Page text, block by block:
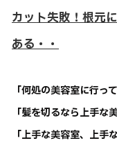
カット失敗！根元
ある・・
「何処の美容室に行っ
「髪を切るなら上手な
「上手な美容室、上手